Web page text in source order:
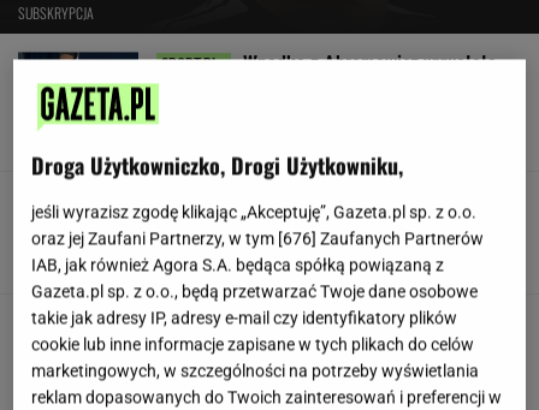
SUBSKRYPCJA
Wpadka z Abramowicz wywołała
szum. U Świątek wydarzyło się coś
Koledzy z branży nie mieli litości dla Kłeczka.
"Odpiął wrotki"
Były szef PIP szuka pracy. Prosi
o radę. "Jakiej domagać się pensji?"
SUBSKRYPCJA
Droga Użytkowniczko, Drogi Użytkowniku,
jeśli wyrazisz zgodę klikając „Akceptuję”, Gazeta.pl sp. z o.o.
oraz jej Zaufani Partnerzy, w tym [676] Zaufanych Partnerów
IAB, jak również Agora S.A. będąca spółką powiązaną z
Gazeta.pl sp. z o.o., będą przetwarzać Twoje dane osobowe
takie jak adresy IP, adresy e-mail czy identyfikatory plików
cookie lub inne informacje zapisane w tych plikach do celów
marketingowych, w szczególności na potrzeby wyświetlania
reklam dopasowanych do Twoich zainteresowań i preferencji w